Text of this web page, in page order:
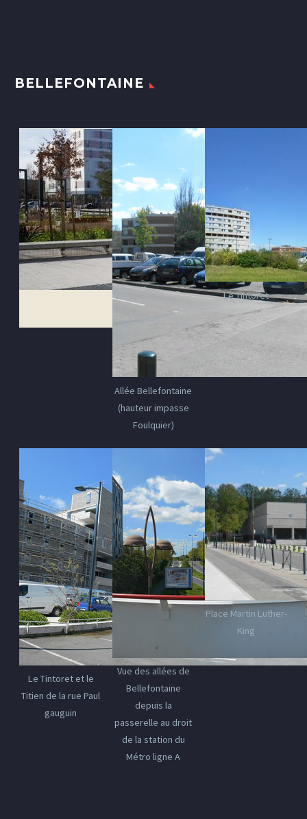
BELLEFONTAINE
Allée Bellefontaine
(hauteur impasse
Foulquier)
Le Tintoret
Le Tintoret et le
Titien de la rue Paul
gauguin
Vue des allées de
Bellefontaine
depuis la
passerelle au droit
de la station du
Métro ligne A
Place Martin Luther-
King